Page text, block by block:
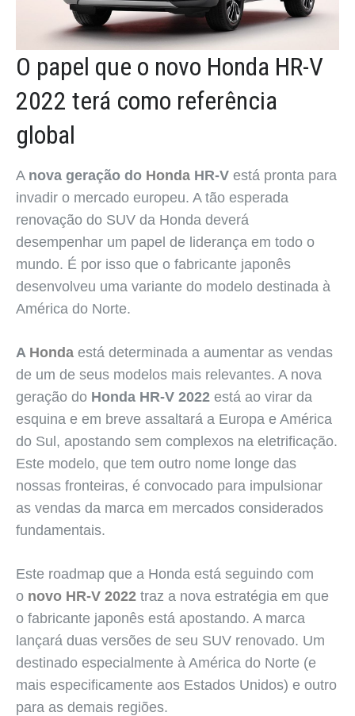
O papel que o novo Honda HR-V
2022 terá como referência
global
A nova geração do Honda HR-V está pronta para
invadir o mercado europeu. A tão esperada
renovação do SUV da Honda deverá
desempenhar um papel de liderança em todo o
mundo. É por isso que o fabricante japonês
desenvolveu uma variante do modelo destinada à
América do Norte.
A Honda está determinada a aumentar as vendas
de um de seus modelos mais relevantes. A nova
geração do Honda HR-V 2022 está ao virar da
esquina e em breve assaltará a Europa e América
do Sul, apostando sem complexos na eletrificação.
Este modelo, que tem outro nome longe das
nossas fronteiras, é convocado para impulsionar
as vendas da marca em mercados considerados
fundamentais.
Este roadmap que a Honda está seguindo com
o novo HR-V 2022 traz a nova estratégia em que
o fabricante japonês está apostando. A marca
lançará duas versões de seu SUV renovado. Um
destinado especialmente à América do Norte (e
mais especificamente aos Estados Unidos) e outro
para as demais regiões.